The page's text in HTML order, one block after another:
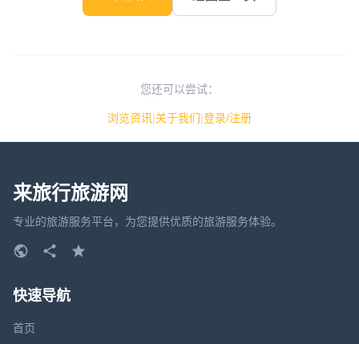
您还可以尝试：
浏览资讯|关于我们|登录/注册
来旅行旅游网
专业的旅游服务平台，为您提供优质的旅游服务体验。
快速导航
首页